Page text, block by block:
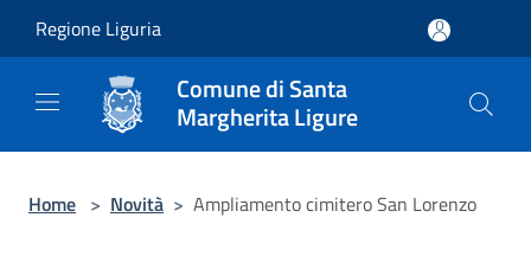
Regione Liguria
Comune di Santa
Margherita Ligure
Home > Novità > Ampliamento cimitero San Lorenzo